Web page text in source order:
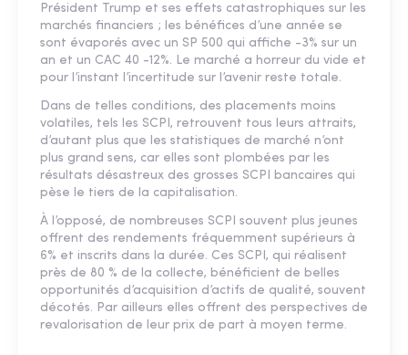
Président Trump et ses effets catastrophiques sur les
marchés financiers ; les bénéfices d’une année se
sont évaporés avec un SP 500 qui affiche -3% sur un
an et un CAC 40 -12%. Le marché a horreur du vide et
pour l’instant l’incertitude sur l’avenir reste totale.
Dans de telles conditions, des placements moins
volatiles, tels les SCPI, retrouvent tous leurs attraits,
d’autant plus que les statistiques de marché n’ont
plus grand sens, car elles sont plombées par les
résultats désastreux des grosses SCPI bancaires qui
pèse le tiers de la capitalisation.
À l’opposé, de nombreuses SCPI souvent plus jeunes
offrent des rendements fréquemment supérieurs à
6% et inscrits dans la durée. Ces SCPI, qui réalisent
près de 80 % de la collecte, bénéficient de belles
opportunités d’acquisition d’actifs de qualité, souvent
décotés. Par ailleurs elles offrent des perspectives de
revalorisation de leur prix de part à moyen terme.